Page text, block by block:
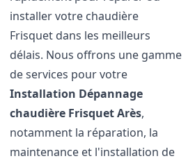
installer votre chaudière
Frisquet dans les meilleurs
délais. Nous offrons une gamme
de services pour votre
Installation Dépannage
chaudière FrisquetArès,
notamment la réparation, la
maintenance et l'installation de